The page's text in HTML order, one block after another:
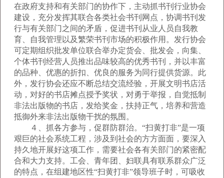
在政府支持和有关部门的协作下，主动抓书刊行业协会
建设，充分发挥其联合各类社会书刊网点，协调书刊发
行与有关部门之间的矛盾，促进书刊从业人员自我教
育、自我管理以及繁荣书刊市场的积极作用。发行协会
可定期组织批发单位联合举办定货会、批发会，向集、
个体书刊经营人员推出品味较高的优秀书刊，并以丰富
的品种、优惠的折扣、优良的服务为同行提供货源。此
外，发行协会还应不断总结交流经验，开展文明书店活
动，对好的书店摊点授予奖状，对勇于举报，自觉抵制
非法出版物的书店，发给奖金，扶持正气，培养和营造
抵御外来非法出版物干扰的氛围。
４、抓各方参与，促群防群治。“扫黄打非”是一项
艰巨的社会系统工程，涉及到社会的方方面面，要深入
持久地开展好这项工作，需要社会各有关部门的紧密配
合和大力支持。工会、青年团、妇联具有联系群众广泛
的特点，在组建地区性“扫黄打非”领导班子时，可吸收